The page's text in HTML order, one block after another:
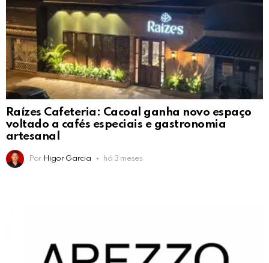
Raízes Cafeteria: Cacoal ganha novo espaço
voltado a cafés especiais e gastronomia
artesanal
Por Higor Garcia há 3 meses